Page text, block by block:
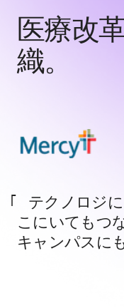
医療改
織。
テクノロジ
こにいてもつ
キャンパスに